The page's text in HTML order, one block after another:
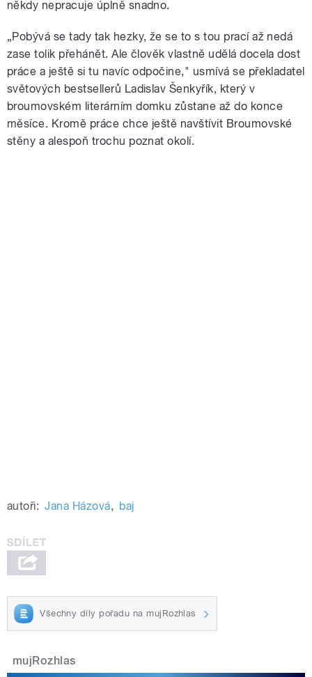
někdy nepracuje úplně snadno.
„Pobývá se tady tak hezky, že se to s tou prací až nedá
zase tolik přehánět. Ale člověk vlastně udělá docela dost
práce a ještě si tu navíc odpočine," usmívá se překladatel
světových bestsellerů Ladislav Šenkyřík, který v
broumovském literárním domku zůstane až do konce
měsíce. Kromě práce chce ještě navštívit Broumovské
stěny a alespoň trochu poznat okolí.
autoři: Jana Házová, baj
Všechny díly pořadu na mujRozhlas
mujRozhlas